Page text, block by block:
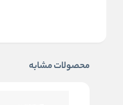
محصولات مشابه